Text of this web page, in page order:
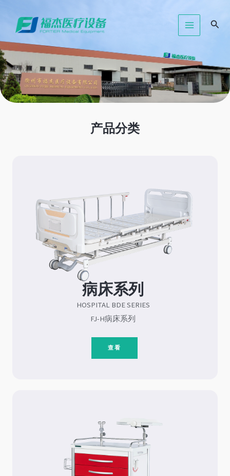
容
MENU搜
产品分类
病床系列
HOSPITAL BDE SERIES
FJ-H病床系列
查看